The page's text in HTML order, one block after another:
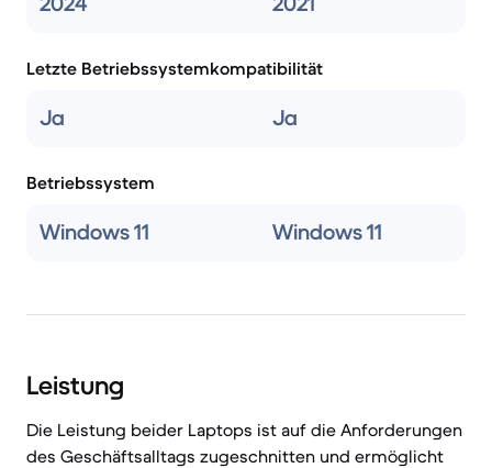
Letzte Betriebssystemkompatibilität
Ja Ja
Betriebssystem
Windows 11 Windows 11
Leistung
Die Leistung beider Laptops ist auf die Anforderungen
des Geschäftsalltags zugeschnitten und ermöglicht